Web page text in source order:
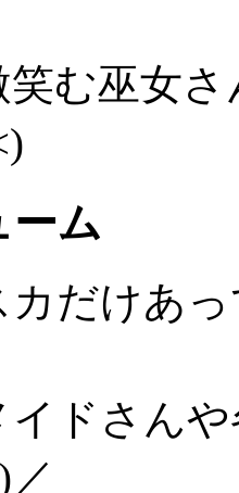
む巫女
ーム
カだけあ
ドさん